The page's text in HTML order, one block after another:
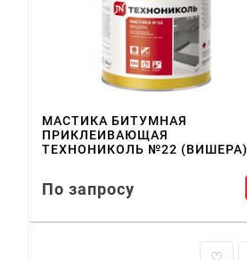
МАСТИКА БИТУМНАЯ
ПРИКЛЕИВАЮЩАЯ
ТЕХНОНИКОЛЬ №22 (ВИШЕРА)
По запросу